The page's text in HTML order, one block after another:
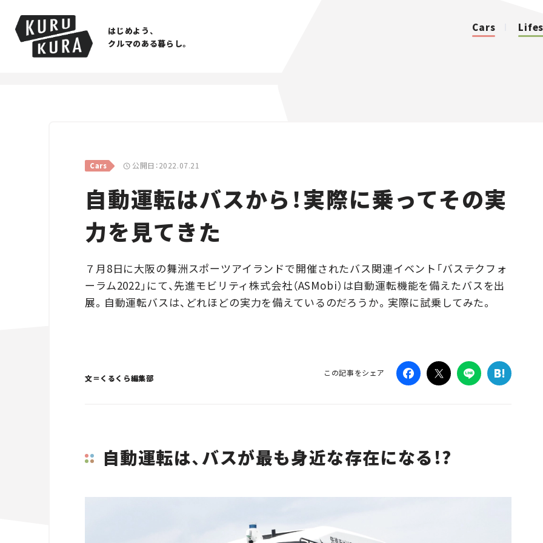
はじめよう、
クルマのある暮らし。
Cars
Cars 公開日：2022.07.21
自動運転はバスから！実際に乗ってその実
力を見てきた
７月8日に大阪の舞洲スポーツアイランドで開催されたバス関連イベント「バステクフォ
ーラム2022」にて、先進モビリティ株式会社（ASMobi）は自動運転機能を備えたバスを出
展。自動運転バスは、どれほどの実力を備えているのだろうか。実際に試乗してみた。
文＝くるくら編集部
この記事をシェア
自動運転は、バスが最も身近な存在になる!?
Traffic
Series